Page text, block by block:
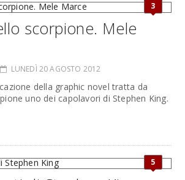
3
scorpione. Mele
LUNEDÌ 20 AGOSTO 2012
della graphic novel tratta da
uno dei capolavori di Stephen King.
5